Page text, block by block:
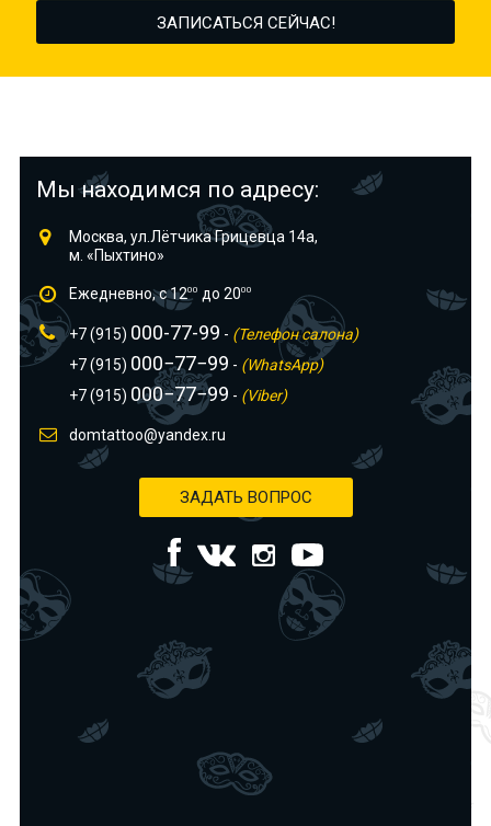
Мы находимся по адресу:
Москва, ул.Лётчика Грицевца 14а,
м. «Пыхтино»
Ежедневно, с 1200 до 2000
+7 (915) 000-77-99 - (Телефон салона)
+7 (915) 000−77−99 - (WhatsApp)
+7 (915) 000−77−99 - (Viber)
domtattoo@yandex.ru
ЗАДАТЬ ВОПРОС